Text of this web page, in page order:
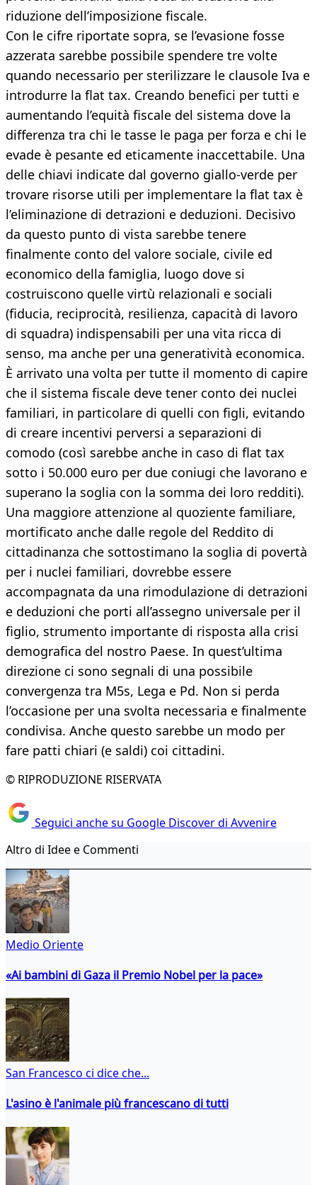
riduzione dell’imposizione fiscale.
Con le cifre riportate sopra, se l’evasione fosse
azzerata sarebbe possibile spendere tre volte
quando necessario per sterilizzare le clausole Iva e
introdurre la flat tax. Creando benefici per tutti e
aumentando l’equità fiscale del sistema dove la
differenza tra chi le tasse le paga per forza e chi le
evade è pesante ed eticamente inaccettabile. Una
delle chiavi indicate dal governo giallo-verde per
trovare risorse utili per implementare la flat tax è
l’eliminazione di detrazioni e deduzioni. Decisivo
da questo punto di vista sarebbe tenere
finalmente conto del valore sociale, civile ed
economico della famiglia, luogo dove si
costruiscono quelle virtù relazionali e sociali
(fiducia, reciprocità, resilienza, capacità di lavoro
di squadra) indispensabili per una vita ricca di
senso, ma anche per una generatività economica.
È arrivato una volta per tutte il momento di capire
che il sistema fiscale deve tener conto dei nuclei
familiari, in particolare di quelli con figli, evitando
di creare incentivi perversi a separazioni di
comodo (così sarebbe anche in caso di flat tax
sotto i 50.000 euro per due coniugi che lavorano e
superano la soglia con la somma dei loro redditi).
Una maggiore attenzione al quoziente familiare,
mortificato anche dalle regole del Reddito di
cittadinanza che sottostimano la soglia di povertà
per i nuclei familiari, dovrebbe essere
accompagnata da una rimodulazione di detrazioni
e deduzioni che porti all’assegno universale per il
figlio, strumento importante di risposta alla crisi
demografica del nostro Paese. In quest’ultima
direzione ci sono segnali di una possibile
convergenza tra M5s, Lega e Pd. Non si perda
l’occasione per una svolta necessaria e finalmente
condivisa. Anche questo sarebbe un modo per
fare patti chiari (e saldi) coi cittadini.
© RIPRODUZIONE RISERVATA
Seguici anche su Google Discover di Avvenire
Altro di Idee e Commenti
Medio Oriente
«Ai bambini di Gaza il Premio Nobel per la pace»
San Francesco ci dice che...
L'asino è l'animale più francescano di tutti